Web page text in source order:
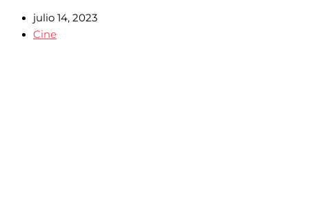
julio 14, 2023
Cine